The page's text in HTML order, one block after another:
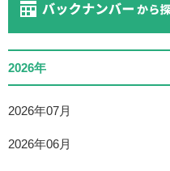
2026年
2026年07月
2026年06月